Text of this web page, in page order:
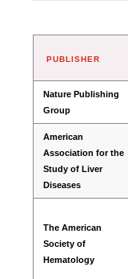
PUBLISHER
Nature Publishing
Group
American
Association for the
Study of Liver
Diseases
The American
Society of
Hematology